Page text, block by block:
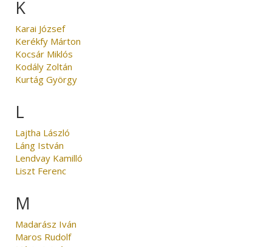
K
Karai József
Kerékfy Márton
Kocsár Miklós
Kodály Zoltán
Kurtág György
L
Lajtha László
Láng István
Lendvay Kamilló
Liszt Ferenc
M
Madarász Iván
Maros Rudolf